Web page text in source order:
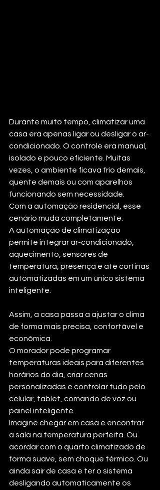
Durante muito tempo, climatizar uma
casa era apenas ligar ou desligar o ar-
condicionado. O controle era manual,
isolado e pouco eficiente. Muitas
vezes, o ambiente ficava frio demais,
quente demais ou com aparelhos
funcionando sem necessidade.
Com a automação residencial, esse
cenário muda completamente.
A automação de climatização
permite integrar ar-condicionado,
aquecimento, sensores de
temperatura, presença e até cortinas
automatizadas em um único sistema
inteligente.
Assim, a casa passa a ajustar o clima
de forma mais precisa, confortável e
econômica.
O morador pode programar
temperaturas ideais para diferentes
horários do dia, criar cenas
personalizadas e controlar tudo pelo
celular, tablet, comando de voz ou
painel inteligente.
Imagine chegar em casa e encontrar
a sala na temperatura perfeita. Ou
acordar com o quarto climatizado de
forma suave, sem choque térmico. Ou
ainda sair de casa e ter o sistema
desligando automaticamente os